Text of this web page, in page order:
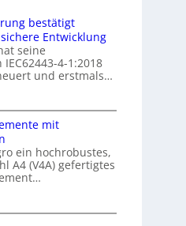
bestätigt
Entwicklung
seine
4-1:2018
und erstmals…
mit
ein hochrobustes,
A4 (V4A) gefertigtes